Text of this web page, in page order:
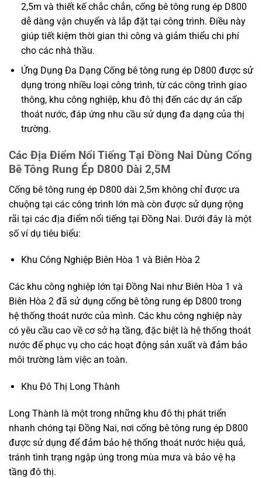
2,5m và thiết kế chắc chắn, cống bê tông rung ép D800
dễ dàng vận chuyển và lắp đặt tại công trình. Điều này
giúp tiết kiệm thời gian thi công và giảm thiểu chi phí
cho các nhà thầu.
Ứng Dụng Đa Dạng Cống bê tông rung ép D800 được sử
dụng trong nhiều loại công trình, từ các công trình giao
thông, khu công nghiệp, khu đô thị đến các dự án cấp
thoát nước, đáp ứng nhu cầu sử dụng đa dạng của thị
trường.
Các Địa Điểm Nổi Tiếng Tại Đồng Nai Dùng Cống
Bê Tông Rung Ép D800 Dài 2,5M
Cống bê tông rung ép D800 dài 2,5m không chỉ được ưa
chuộng tại các công trình lớn mà còn được sử dụng rộng
rãi tại các địa điểm nổi tiếng tại Đồng Nai. Dưới đây là một
số ví dụ tiêu biểu:
Khu Công Nghiệp Biên Hòa 1 và Biên Hòa 2
Các khu công nghiệp lớn tại Đồng Nai như Biên Hòa 1 và
Biên Hòa 2 đã sử dụng cống bê tông rung ép D800 trong
hệ thống thoát nước của mình. Các khu công nghiệp này
có yêu cầu cao về cơ sở hạ tầng, đặc biệt là hệ thống thoát
nước để phục vụ cho các hoạt động sản xuất và đảm bảo
môi trường làm việc an toàn.
Khu Đô Thị Long Thành
Long Thành là một trong những khu đô thị phát triển
nhanh chóng tại Đồng Nai, nơi cống bê tông rung ép D800
được sử dụng để đảm bảo hệ thống thoát nước hiệu quả,
tránh tình trạng ngập úng trong mùa mưa và bảo vệ hạ
tầng đô thị.